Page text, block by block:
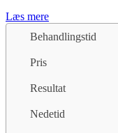
Læs mere
Behandlingstid
Pris
Resultat
Nedetid